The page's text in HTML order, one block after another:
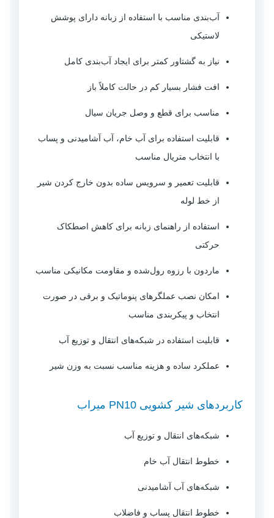
آب‌بندی مناسب با استفاده از زبانه دارای پوشش
لاستیکی
نیاز به گشتاور کمتر برای ایجاد آب‌بندی کامل
افت فشار بسیار کم در حالت کاملاً باز
مناسب برای قطع و وصل جریان سیال
قابلیت استفاده برای آب خام، آب آشامیدنی و پساب
با انتخاب متریال مناسب
قابلیت تعمیر و سرویس ساده بدون خارج کردن شیر
از خط لوله
استفاده از راهنمای زبانه برای کاهش اصطکاک
حرکتی
ماردون با رزوه رول‌شده و مقاومت مکانیکی مناسب
امکان نصب عملگرهای پنوماتیک و برقی در صورت
انتخاب و پیکربندی مناسب
قابلیت استفاده در شبکه‌های انتقال و توزیع آب
عملکرد ساده و هزینه مناسب نسبت به وزن شیر
کاربردهای شیر کشویی PN10 میراب
شبکه‌های انتقال و توزیع آب
خطوط انتقال آب خام
شبکه‌های آب آشامیدنی
خطوط انتقال پساب و فاضلاب